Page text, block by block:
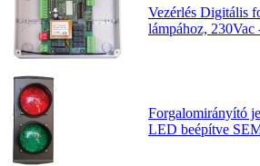
Vezérlés Digitális
lámpához,
Forgalomirányító
LED beépítve